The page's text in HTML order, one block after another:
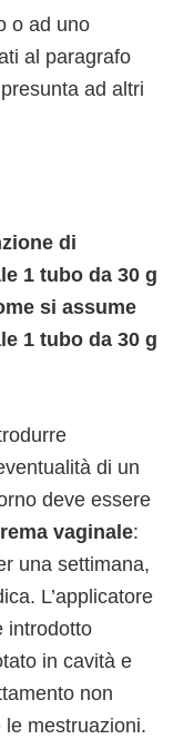
o ad uno
al paragrafo
ad altri
di
1 tubo da 30 g
si assume
1 tubo da 30 g
di un
deve essere
vaginale:
una settimana,
L’applicatore
introdotto
in cavità e
non
mestruazioni.